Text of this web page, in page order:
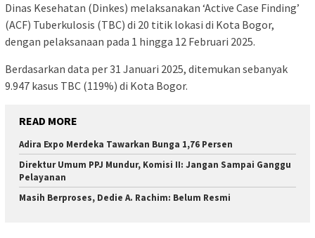
Dinas Kesehatan (Dinkes) melaksanakan ‘Active Case Finding’
(ACF) Tuberkulosis (TBC) di 20 titik lokasi di Kota Bogor,
dengan pelaksanaan pada 1 hingga 12 Februari 2025.
Berdasarkan data per 31 Januari 2025, ditemukan sebanyak
9.947 kasus TBC (119%) di Kota Bogor.
READ MORE
Adira Expo Merdeka Tawarkan Bunga 1,76 Persen
Direktur Umum PPJ Mundur, Komisi II: Jangan Sampai Ganggu
Pelayanan
Masih Berproses, Dedie A. Rachim: Belum Resmi